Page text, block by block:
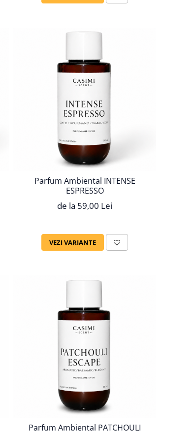
Parfum Ambiental INTENSE
ESPRESSO
de la 59,00 Lei
VEZI VARIANTE
Parfum Ambiental PATCHOULI